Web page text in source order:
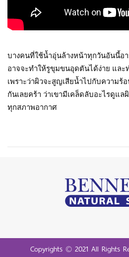
บางคนที่ใช้น้ำอุ่นล้างหน้าทุกวันอันนี้อ
อาจจะทำให้รูขุมขนอุดตันได้ง่าย และ
เพราะว่าผิวจะสูญเสียน้ำไปกับความ
กันเลยคร้า ว่าเขามีเคล็ดลับอะไรดูแล
ทุกสภาพอากาศ
Copyrights © 2021 All Rights